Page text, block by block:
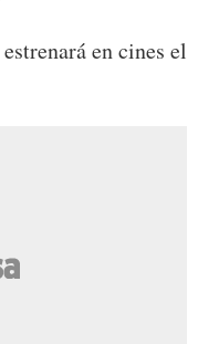
en cines el